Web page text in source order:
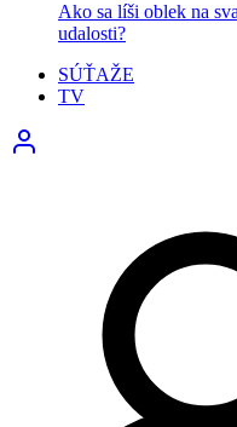
Ako sa líši oblek na
udalosti?
SÚŤAŽE
TV